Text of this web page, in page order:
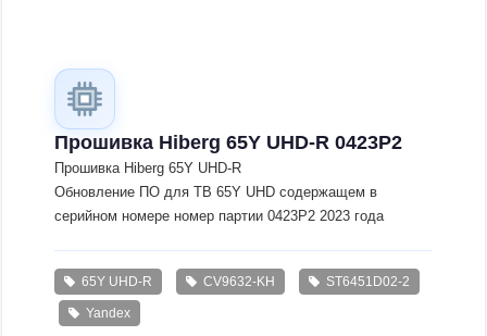
Прошивка Hiberg 65Y UHD-R 0423Р2
Прошивка Hiberg 65Y UHD-R
Обновление ПО для ТВ 65Y UHD содержащем в
серийном номере номер партии 0423Р2 2023 года
65Y UHD-R CV9632-KH ST6451D02-2
Yandex